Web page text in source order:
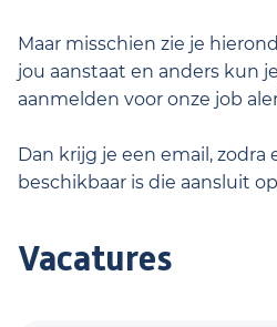
Maar misschien zie je
jou aanstaat en anders kun
aanmelden voor onze job
Dan krijg je een email, zodra
beschikbaar is die aansluit
Vacatures